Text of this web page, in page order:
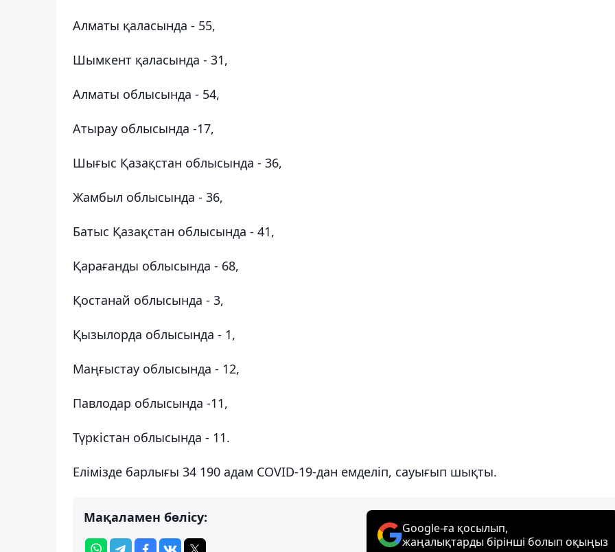
Алматы қаласында - 55,
Шымкент қаласында - 31,
Алматы облысында - 54,
Атырау облысында -17,
Шығыс Қазақстан облысында - 36,
Жамбыл облысында - 36,
Батыс Қазақстан облысында - 41,
Қарағанды облысында - 68,
Қостанай облысында - 3,
Қызылорда облысында - 1,
Маңғыстау облысында - 12,
Павлодар облысында -11,
Түркістан облысында - 11.
Елімізде барлығы 34 190 адам COVID-19-дан емделіп, сауығып шықты.
Мақаламен бөлісу:
Google-ға қосылып,
жаңалықтарды бірінші болып оқыңыз